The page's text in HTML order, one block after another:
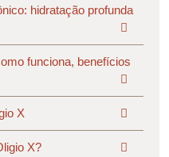
hidratação profunda
funciona, benefícios
X
X?